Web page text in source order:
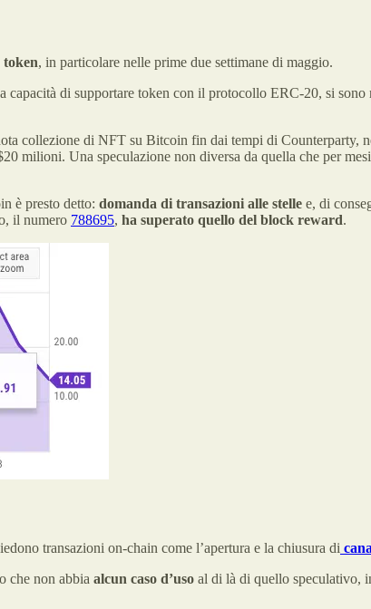
token, in particolare nelle prime due settimane di maggio.
di supportare token con il protocollo ERC-20, si
collezione di NFT su Bitcoin fin dai tempi di Counterparty,
milioni. Una speculazione non diversa da quella che per
è presto detto: domanda di transazioni alle stelle e, di
il numero 788695, ha superato quello del block reward.
transazioni on-chain come l’apertura e la chiusura di
che non abbia alcun caso d’uso al di là di quello speculativo,